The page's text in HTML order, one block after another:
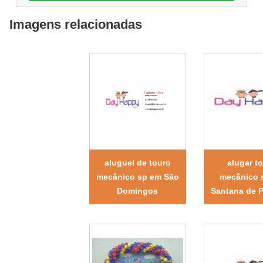
Imagens relacionadas
aluguel de touro
mecânico sp em São
Domingos
alugar
mecânico
Santana de